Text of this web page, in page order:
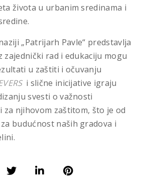
života u urbanim sredinama i
„Patrijarh Pavle“ predstavlja
zajednički rad i edukaciju mogu
u zaštiti i očuvanju
i slične inicijative igraju
svesti o važnosti
njihovom zaštitom, što je od
budućnost naših gradova i